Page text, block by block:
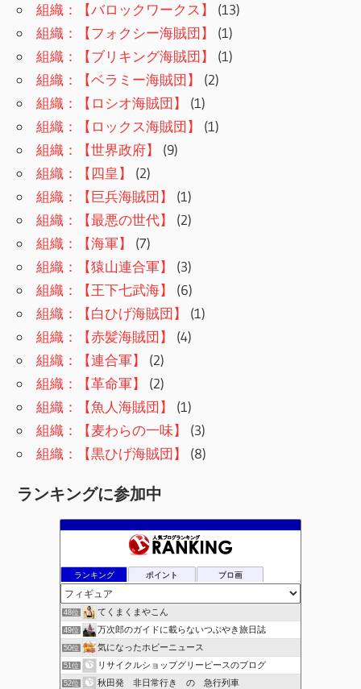
組織：【バロックワークス】
(13)
組織：【フォクシー海賊団】
(1)
組織：【ブリキング海賊団】
(1)
組織：【ベラミー海賊団】
(2)
組織：【ロシオ海賊団】
(1)
組織：【ロックス海賊団】
(1)
組織：【世界政府】
(9)
組織：【四皇】
(2)
組織：【巨兵海賊団】
(1)
組織：【最悪の世代】
(2)
組織：【海軍】
(7)
組織：【猿山連合軍】
(3)
組織：【王下七武海】
(6)
組織：【白ひげ海賊団】
(1)
組織：【赤髪海賊団】
(4)
組織：【連合軍】
(2)
組織：【革命軍】
(2)
組織：【魚人海賊団】
(1)
組織：【麦わらの一味】
(3)
組織：【黒ひげ海賊団】
(8)
ランキングに参加中
ランキング ポイント ブロ画
48位 てくまくまやこん
49位 万次郎のガイドに載らないつぶやき旅日誌
50位 気になったホビーニュース
51位 リサイクルショップグリーピースのブログ
52位 秋田発 非日常行き の 急行列車